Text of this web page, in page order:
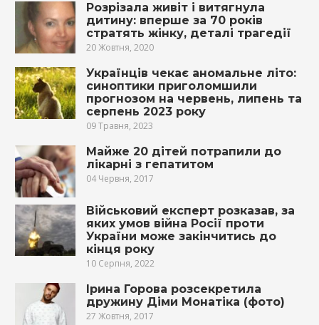
Розрізала живіт і витягнула
дитину: вперше за 70 років
стратять жінку, деталі трагедії
20 Жовтня, 2020
Українців чекає аномальне літо:
синоптики приголомшили
прогнозом на червень, липень та
серпень 2023 року
09 Травня, 2023
Майже 20 дітей потрапили до
лікарні з гeпатитом
04 Червня, 2017
Військовий експерт розказав, за
яких умов війна Росії проти
України може закінчитись до
кінця року
10 Серпня, 2022
Ірина Горова розсекретила
дружину Діми Монатіка (фото)
27 Жовтня, 2017